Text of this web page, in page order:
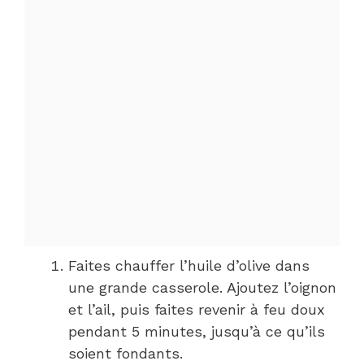
Faites chauffer l’huile d’olive dans
une grande casserole. Ajoutez l’oignon
et l’ail, puis faites revenir à feu doux
pendant 5 minutes, jusqu’à ce qu’ils
soient fondants.